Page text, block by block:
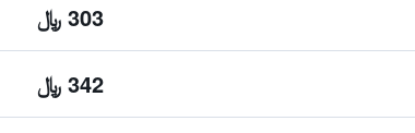
303 ﷼
342 ﷼